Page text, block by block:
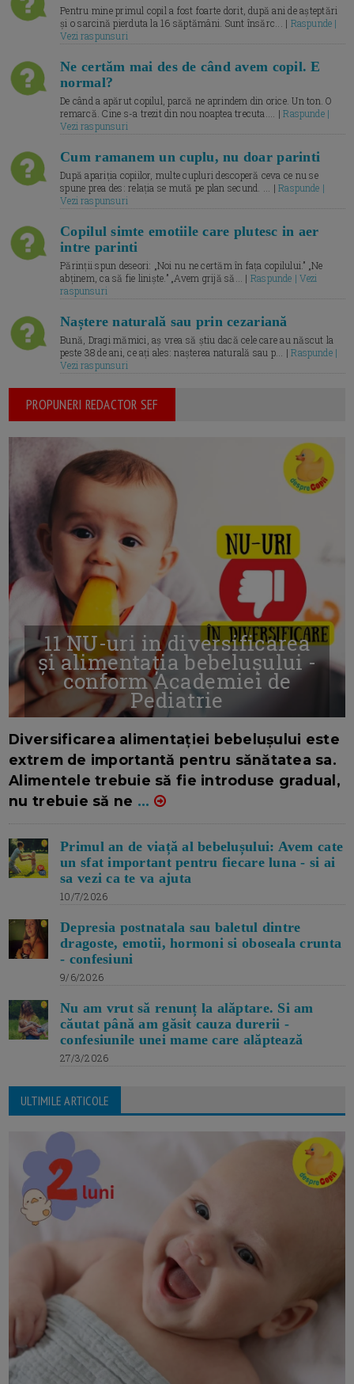
Pentru mine primul copil a fost foarte dorit, după ani de așteptări
și o sarcină pierduta la 16 săptămâni. Sunt însărc... | Raspunde |
Vezi raspunsuri
Ne certăm mai des de când avem copil. E
normal?
De când a apărut copilul, parcă ne aprindem din orice. Un ton. O
remarcă. Cine s-a trezit din nou noaptea trecuta.... |Raspunde |
Vezi raspunsuri
Cum ramanem un cuplu, nu doar parinti
După apariția copiilor, multe cupluri descoperă ceva ce nu se
spune prea des: relația se mută pe plan secund. ... |Raspunde |
Vezi raspunsuri
Copilul simte emotiile care plutesc in aer
intre parinti
Părinții spun deseori: „Noi nu ne certăm în fața copilului.” „Ne
abținem, ca să fie liniște.” „Avem grijă să... | Raspunde | Vezi
raspunsuri
Naștere naturală sau prin cezariană
Bună, Dragi mămici, aș vrea să știu dacă cele care au născut la
peste 38 de ani, ce ați ales: nașterea naturală sau p... |Raspunde |
Vezi raspunsuri
PROPUNERI REDACTOR SEF
11 NU-uri in diversificarea
și alimentația bebelușului -
conform Academiei de
Pediatrie
Diversificarea alimentației bebelușului este
extrem de importantă pentru sănătatea sa.
Alimentele trebuie să fie introduse gradual,
nu trebuie să ne ...
Primul an de viață al bebelușului: Avem cate
un sfat important pentru fiecare luna - si ai
sa vezi ca te va ajuta
10/7/2026
Depresia postnatala sau baletul dintre
dragoste, emotii, hormoni si oboseala crunta
- confesiuni
9/6/2026
Nu am vrut să renunț la alăptare. Si am
căutat până am găsit cauza durerii -
confesiunile unei mame care alăptează
27/3/2026
ULTIMILE ARTICOLE